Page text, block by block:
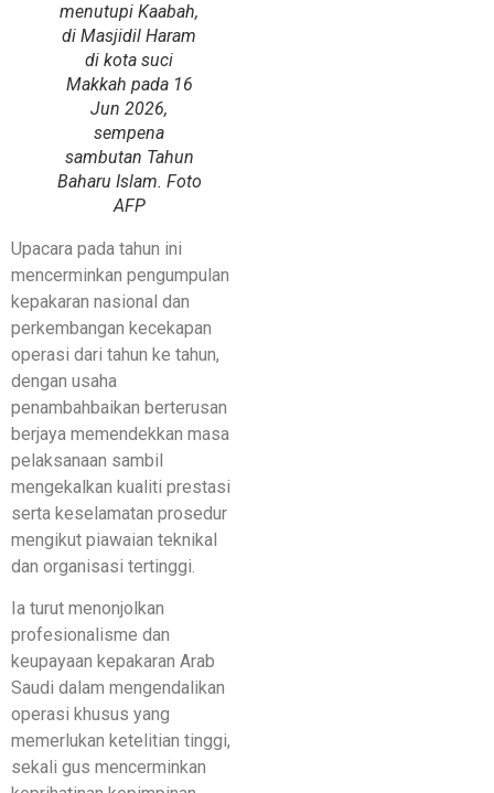
menutupi Kaabah,
di Masjidil Haram
di kota suci
Makkah pada 16
Jun 2026,
sempena
sambutan Tahun
Baharu Islam. Foto
AFP
Upacara pada tahun ini
mencerminkan pengumpulan
kepakaran nasional dan
perkembangan kecekapan
operasi dari tahun ke tahun,
dengan usaha
penambahbaikan berterusan
berjaya memendekkan masa
pelaksanaan sambil
mengekalkan kualiti prestasi
serta keselamatan prosedur
mengikut piawaian teknikal
dan organisasi tertinggi.
Ia turut menonjolkan
profesionalisme dan
keupayaan kepakaran Arab
Saudi dalam mengendalikan
operasi khusus yang
memerlukan ketelitian tinggi,
sekali gus mencerminkan